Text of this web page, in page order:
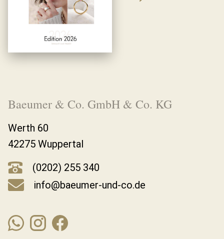
Baeumer & Co. GmbH & Co. KG
Werth 60
42275 Wuppertal
(0202) 255 340
info@baeumer-und-co.de